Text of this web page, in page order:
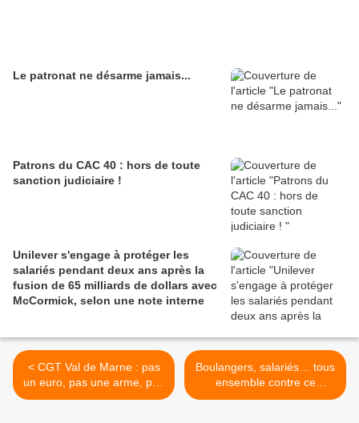
Le patronat ne désarme jamais...
Patrons du CAC 40 : hors de toute
sanction judiciaire !
Unilever s'engage à protéger les
salariés pendant deux ans après la
fusion de 65 milliards de dollars avec
McCormick, selon une note interne
< CGT Val de Marne : pas
un euro, pas une arme, pas
un soldat… Pas un char
Boulangers, salariés… tous
ensemble contre ce
gouvernement >